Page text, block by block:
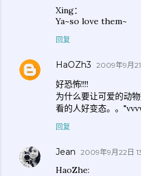
Xing：
Ya~so love them~
回复
HaOZh3 2009年9月
好恐怖!!!!
为什么要让可爱的动物
看的人好变态。。
回复
Jean 2009年9月22日
HaoZhe: